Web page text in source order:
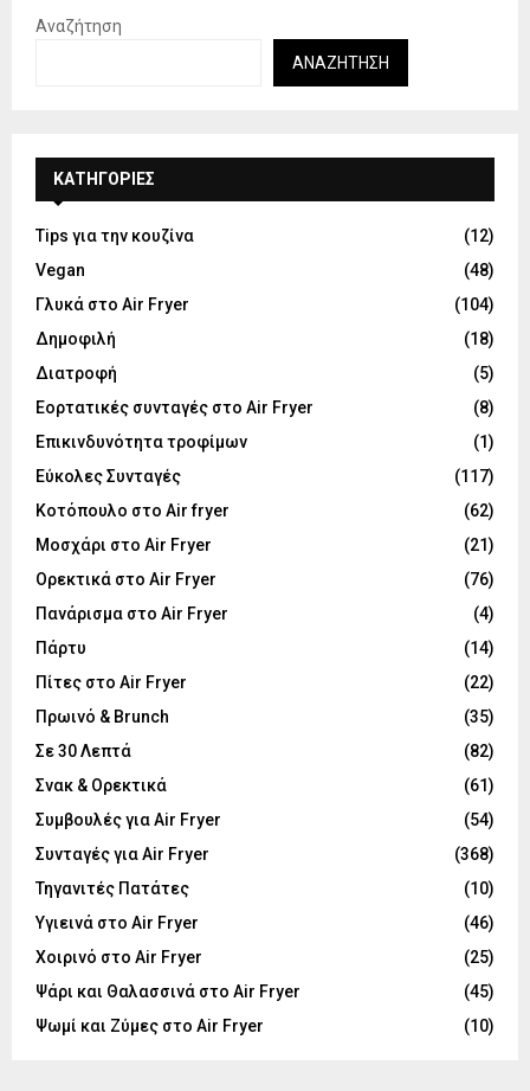
Αναζήτηση
ΑΝΑΖΉΤΗΣΗ
KΑΤΗΓΟΡΊΕΣ
Tips για την κουζίνα
(12)
Vegan
(48)
Γλυκά στο Air Fryer
(104)
Δημοφιλή
(18)
Διατροφή
(5)
Εορτατικές συνταγές στο Air Fryer
(8)
Επικινδυνότητα τροφίμων
(1)
Εύκολες Συνταγές
(117)
Κοτόπουλο στο Air fryer
(62)
Μοσχάρι στο Air Fryer
(21)
Ορεκτικά στο Air Fryer
(76)
Πανάρισμα στο Air Fryer
(4)
Πάρτυ
(14)
Πίτες στο Air Fryer
(22)
Πρωινό & Brunch
(35)
Σε 30 Λεπτά
(82)
Σνακ & Ορεκτικά
(61)
Συμβουλές για Air Fryer
(54)
Συνταγές για Air Fryer
(368)
Τηγανιτές Πατάτες
(10)
Υγιεινά στο Air Fryer
(46)
Χοιρινό στο Air Fryer
(25)
Ψάρι και Θαλασσινά στο Air Fryer
(45)
Ψωμί και Ζύμες στο Air Fryer
(10)